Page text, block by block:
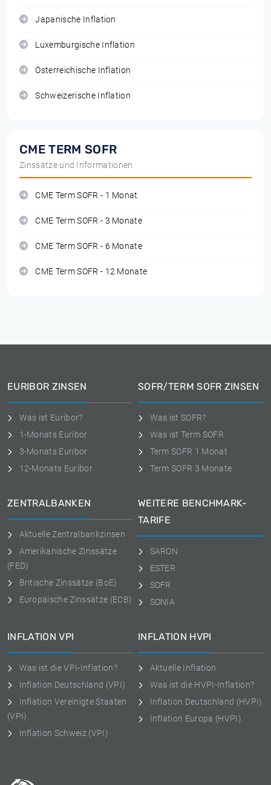
Japanische Inflation
Luxemburgische Inflation
Österreichische Inflation
Schweizerische Inflation
CME TERM SOFR
Zinssätze und Informationen
CME Term SOFR - 1 Monat
CME Term SOFR - 3 Monate
CME Term SOFR - 6 Monate
CME Term SOFR - 12 Monate
EURIBOR ZINSEN
Was ist Euribor?
1-Monats Euribor
3-Monats Euribor
12-Monats Euribor
SOFR/TERM SOFR ZINSEN
Was ist SOFR?
Was ist Term SOFR
Term SOFR 1 Monat
Term SOFR 3 Monate
ZENTRALBANKEN
Aktuelle Zentralbankzinsen
Amerikanische Zinssätze
(FED)
Britische Zinssätze (BoE)
Europäische Zinssätze (ECB)
WEITERE BENCHMARK-
TARIFE
SARON
ESTER
SOFR
SONIA
INFLATION VPI
Was ist die VPI-Inflation?
Inflation Deutschland (VPI)
Inflation Vereinigte Staaten
(VPI)
Inflation Schweiz (VPI)
INFLATION HVPI
Aktuelle Inflation
Was ist die HVPI-Inflation?
Inflation Deutschland (HVPI)
Inflation Europa (HVPI)